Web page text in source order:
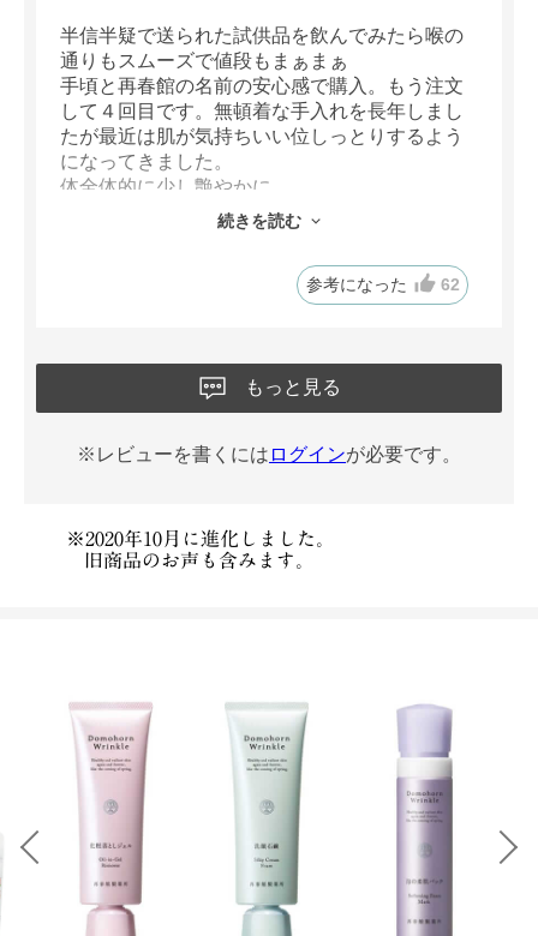
半信半疑で送られた試供品を飲んでみたら喉の
通りもスムーズで値段もまぁまぁ
手頃と再春館の名前の安心感で購入。もう注文
して４回目です。無頓着な手入れを長年しまし
たが最近は肌が気持ちいい位しっとりするよう
になってきました。
体全体的に少し艶やかに
なっているのがわかっていますので効いてるみ
続きを読む
参考になった 62
もっと見る
※レビューを書くには ログインが必要です。
※2020年10月に進化しました。
旧商品のお声も含みます。